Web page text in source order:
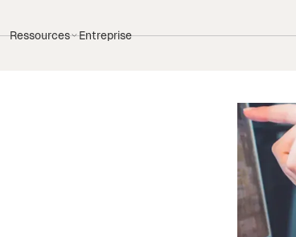
Ressources Entreprise